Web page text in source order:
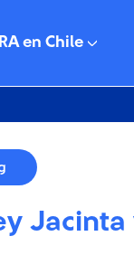
en Chile